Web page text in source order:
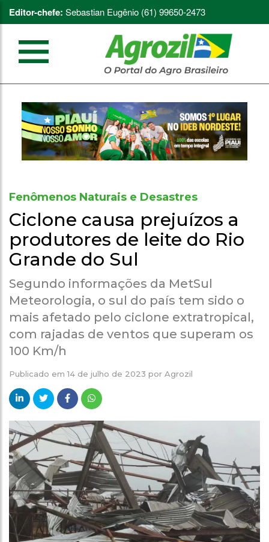
Editor-chefe: Sebastian Eugênio (61) 99650-2473
Fenômenos Naturais e Desastres
Ciclone causa prejuízos a
produtores de leite do Rio
Grande do Sul
Segundo informações da MetSul
Meteorologia, o sul do país tem sido o
mais afetado pelo ciclone extratropical,
com rajadas de ventos que superam os
100 Km/h
Publicado em14 de julho de 2023 por Agrozil